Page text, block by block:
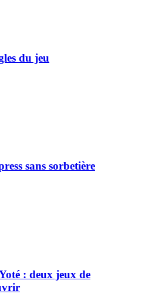
du jeu
sans sorbetière
: deux jeux de